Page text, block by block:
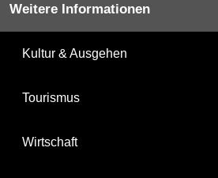
Weitere Informationen
Kultur & Ausgehen
Tourismus
Wirtschaft